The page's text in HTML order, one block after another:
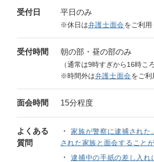
受付日 平日のみ
※休日は弁護士面会をご利
受付時間 朝の部・昼の部のみ
（通常は9時すぎから16時こ
※時間外は弁護士面会をご利
面会時間 15分程度
よくある
質問
家族が警察に逮捕された
された家族と面会すること
逮捕中の手紙の差し入れ